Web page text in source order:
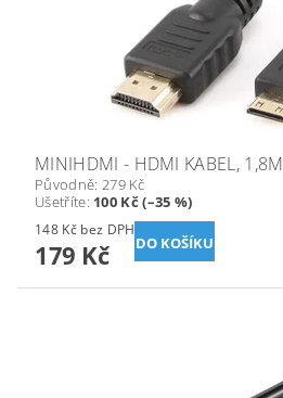
MINIHDMI - HDMI KABEL, 1,8M
Původně: 279 Kč
Ušetříte: 100 Kč (–35 %)
148 Kč bez DPH
179 Kč